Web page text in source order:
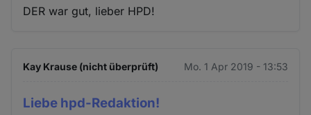
DER war gut, lieber HPD!
Kay Krause (nicht überprüft) Mo. 1 Apr 2019 - 13:53
Liebe hpd-Redaktion!